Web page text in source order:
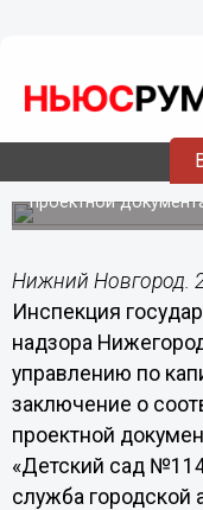
28.02.202008:56
пристроя к
Контролирующий
проектной
Нижний Новгород.
Инспекция
надзора
управлению по
заключение о
проектной
«Детский сад
служба городской